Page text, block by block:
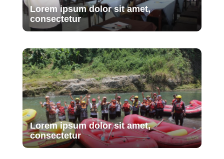
Lorem ipsum dolor sit amet,
consectetur
Lorem ipsum dolor sit amet,
consectetur